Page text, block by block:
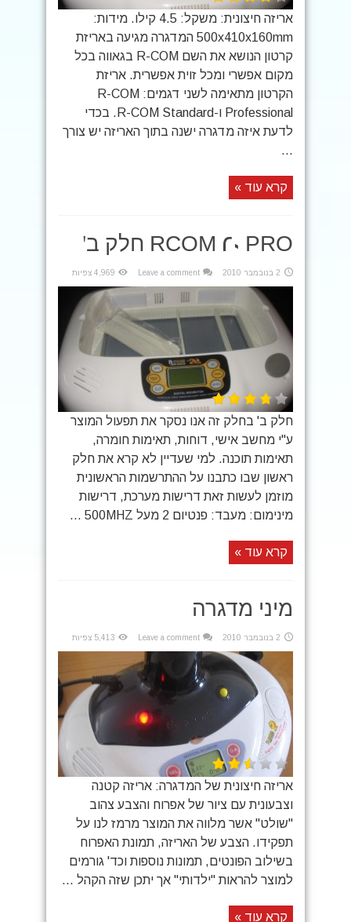
אריזה חיצונית: משקל: 4.5 קילו. מידות:
500x410x160mm המדגרה מגיעה באריזת
קרטון הנושא את השם R-COM בגאווה בכל
מקום אפשרי ומכל זוית אפשרית. אריזת
הקרטון מתאימה לשני דגמים: R-COM
Professional ו-R-COM Standard. בכדי
לדעת איזה מדגרה ישנה בתוך האריזה יש צורך
...
קרא עוד »
RCOM 20 PRO חלק ב'
2 בנובמבר 2010 Leave a comment 4,969 צפיות
חלק ב' בחלק זה אנו נסקר את תפעול המוצר
ע"י מחשב אישי, דוחות, תאימות חומרה,
תאימות תוכנה. למי שעדיין לא קרא את חלק
ראשון שבו כתבנו על ההתרשמות הראשונית
מוזמן לעשות זאת דרישות מערכת, דרישות
מינימום: מעבד: פנטיום 2 מעל 500MHZ ...
קרא עוד »
מיני מדגרה
2 בנובמבר 2010 Leave a comment 5,413 צפיות
אריזה חיצונית של המדגרה: אריזה קטנה
וצבעונית עם ציור של אפרוח והצבע צהוב
"שולט" אשר מלווה את המוצר מרמז לנו על
תפקידו. הצבע של האריזה, תמונת האפרוח
בשילוב הפונטים, תמונות נוספות וכד' גורמים
למוצר להראות "ילדותי" אך יתכן שזה הקהל ...
קרא עוד »